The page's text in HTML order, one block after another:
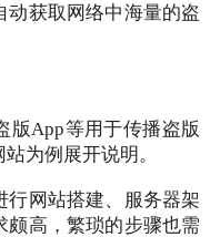
动获取网络中海量的盗
App等用于传播盗版
为例展开说明。
网站搭建、服务器架
颇高，繁琐的步骤也需